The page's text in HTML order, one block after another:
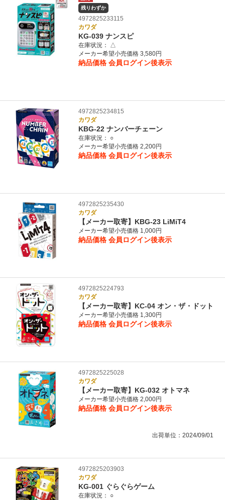
残りわずか
4972825233115
カワダ
KG-039 ナンスピ
在庫状況：
△
メーカー希望小売価格 3,580円
納品価格 会員ログイン後表示
4972825234815
カワダ
KBG-22 ナンバーチェーン
在庫状況：
○
メーカー希望小売価格 2,200円
納品価格 会員ログイン後表示
4972825235430
カワダ
【メーカー取寄】KBG-23 LiMiT4
メーカー希望小売価格 1,000円
納品価格 会員ログイン後表示
4972825224793
カワダ
【メーカー取寄】KC-04 オン・ザ・ドット
メーカー希望小売価格 1,300円
納品価格 会員ログイン後表示
4972825225028
カワダ
【メーカー取寄】KG-032 オトマネ
メーカー希望小売価格 2,000円
納品価格 会員ログイン後表示
出荷単位：2024/09/01
4972825203903
カワダ
KG-001 ぐらぐらゲーム
在庫状況：
○